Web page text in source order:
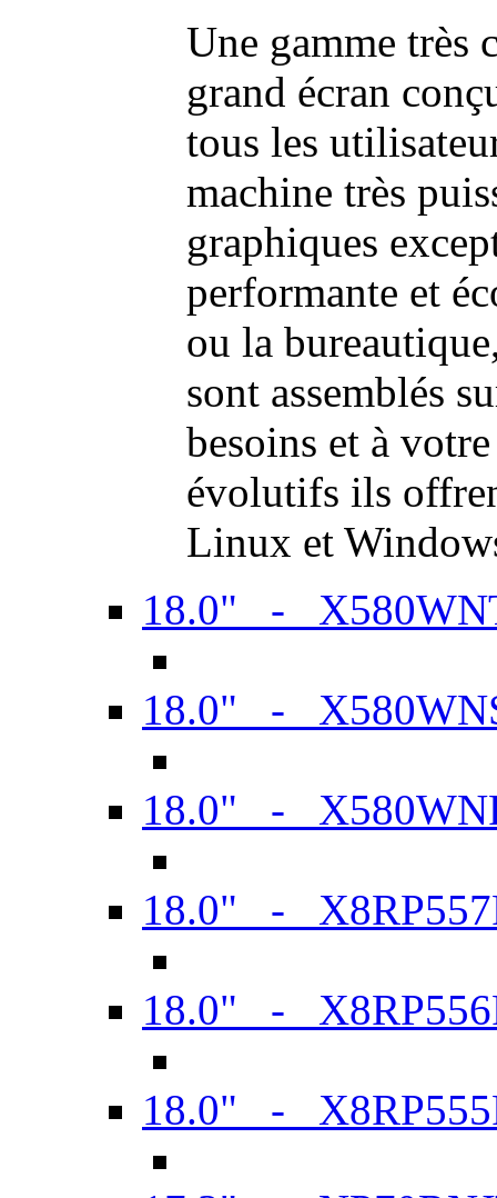
Une gamme très
grand écran
tous les
machine très
graphiques
performante et
ou la
sont assemblés
besoins et à
évolutifs ils
Linux et
18.0" -
18.0" -
18.0" -
18.0" -
18.0" -
18.0" -